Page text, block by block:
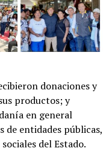
donaciones y
productos; y
en general
de entidades públicas,
del Estado.